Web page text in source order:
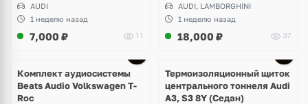
AUDI
1 неделю назад
7,000 ₽ 11
AUDI, LAMBORGHINI
1 неделю назад
18,000 ₽ 37
Комплект аудиосистемы
Beats Audio Volkswagen T-
Roc
Термоизоляционный щиток
центрального тоннеля Audi
A3, S3 8Y (Седан)